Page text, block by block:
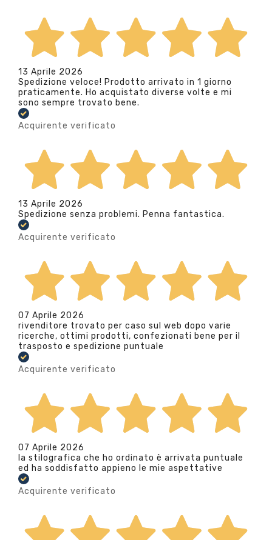
13 Aprile 2026
Spedizione veloce! Prodotto arrivato in 1 giorno
praticamente. Ho acquistato diverse volte e mi
sono sempre trovato bene.
Acquirente verificato
13 Aprile 2026
Spedizione senza problemi. Penna fantastica.
Acquirente verificato
07 Aprile 2026
rivenditore trovato per caso sul web dopo varie
ricerche, ottimi prodotti, confezionati bene per il
trasposto e spedizione puntuale
Acquirente verificato
07 Aprile 2026
la stilografica che ho ordinato è arrivata puntuale
ed ha soddisfatto appieno le mie aspettative
Acquirente verificato